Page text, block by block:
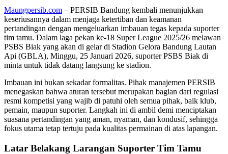
Maungpersib.com – PERSIB Bandung kembali menunjukkan
keseriusannya dalam menjaga ketertiban dan keamanan
pertandingan dengan mengeluarkan imbauan tegas kepada suporter
tim tamu. Dalam laga pekan ke-18 Super League 2025/26 melawan
PSBS Biak yang akan di gelar di Stadion Gelora Bandung Lautan
Api (GBLA), Minggu, 25 Januari 2026, suporter PSBS Biak di
minta untuk tidak datang langsung ke stadion.
Imbauan ini bukan sekadar formalitas. Pihak manajemen PERSIB
menegaskan bahwa aturan tersebut merupakan bagian dari regulasi
resmi kompetisi yang wajib di patuhi oleh semua pihak, baik klub,
pemain, maupun suporter. Langkah ini di ambil demi menciptakan
suasana pertandingan yang aman, nyaman, dan kondusif, sehingga
fokus utama tetap tertuju pada kualitas permainan di atas lapangan.
Latar Belakang Larangan Suporter Tim Tamu